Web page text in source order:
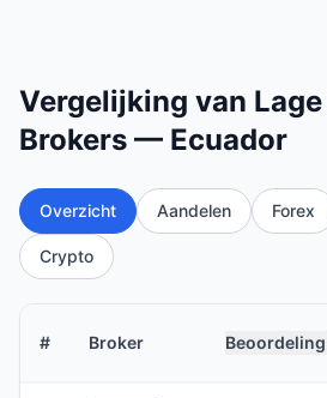
Vergelijking van
Brokers — Ecuador
Overzicht Aandelen Forex
Crypto
# Broker Beoordeling